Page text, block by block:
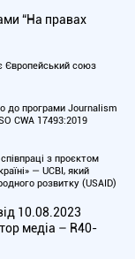
“На правах
Європейський союз
до програми Journalism
CWA 17493:2019
з проєктом
— UCBI, який
розвитку (USAID)
10.08.2023
медіа – R40-